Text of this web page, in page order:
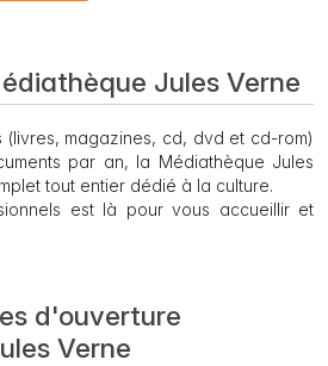
Jules Verne
(livres, magazines, cd, dvd et cd-rom)
par an, la Médiathèque Jules
tout entier dédié à la culture.
est là pour vous accueillir et
d'ouverture
Verne